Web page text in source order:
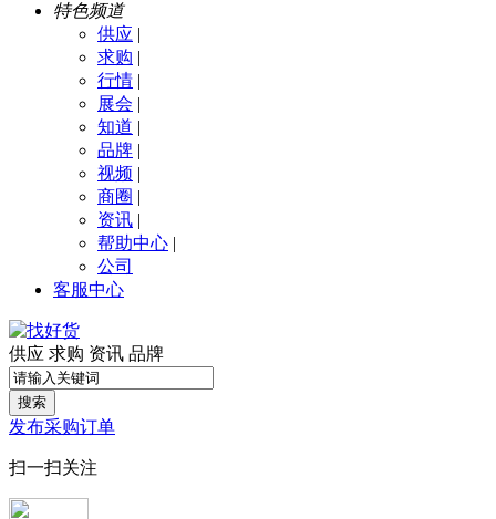
特色频道
供应 |
求购 |
行情 |
展会 |
知道 |
品牌 |
视频 |
商圈 |
资讯 |
帮助中心 |
公司
客服中心
供应 求购 资讯 品牌
搜索
发布采购订单
扫一扫关注